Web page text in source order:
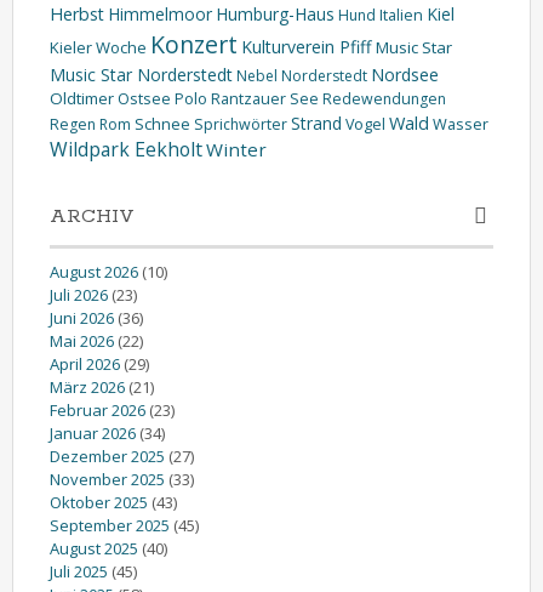
Herbst Himmelmoor Humburg-Haus Hund Italien Kiel
Kieler Woche Konzert Kulturverein PfiffMusic Star
Music Star Norderstedt Nebel Norderstedt Nordsee
OldtimerOstsee Polo Rantzauer See Redewendungen
Regen Rom Schnee SprichwörterStrand Vogel Wald Wasser
Wildpark EekholtWinter
ARCHIV
August 2026 (10)
Juli 2026 (23)
Juni 2026 (36)
Mai 2026 (22)
April 2026 (29)
März 2026 (21)
Februar 2026 (23)
Januar 2026 (34)
Dezember 2025 (27)
November 2025 (33)
Oktober 2025 (43)
September 2025 (45)
August 2025 (40)
Juli 2025 (45)